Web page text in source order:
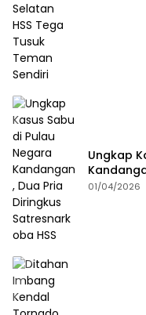
Ungkap
01/04/2026